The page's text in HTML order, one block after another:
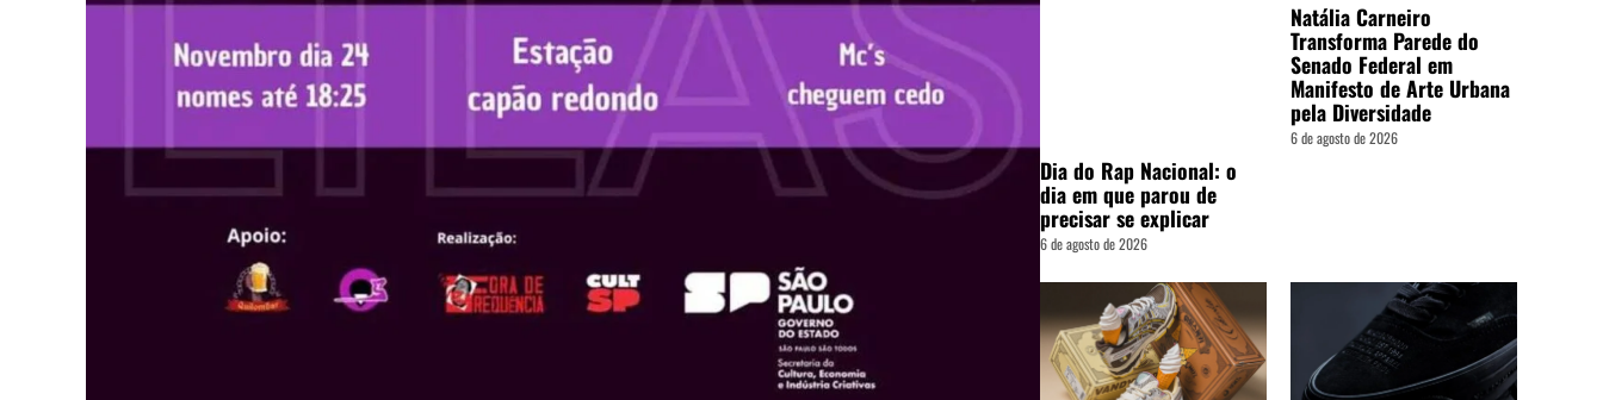
Dia do Rap Nacional: o
dia em que parou de
precisar se explicar
6 de agosto de 2026
Natália Carneiro
Transforma Parede do
Senado Federal em
Manifesto de Arte Urbana
pela Diversidade
6 de agosto de 2026